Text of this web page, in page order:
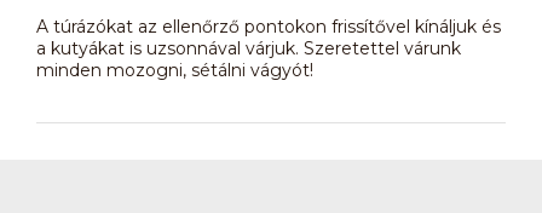
A túrázókat az ellenőrző pontokon frissítővel kínáljuk és
a kutyákat is uzsonnával várjuk. Szeretettel várunk
minden mozogni, sétálni vágyót!